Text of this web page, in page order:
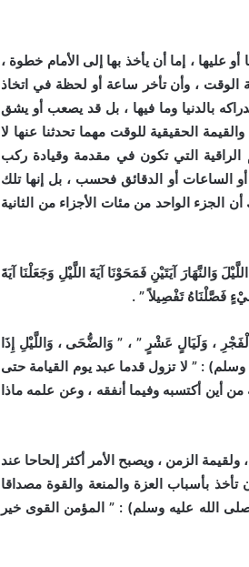
عليها ، إما أن يأخذ بها إلى الأمام خطوة ،
الوقت ، وأن تأخر ساعة أو لحظة في اتخاذ
بالدنيا وما فيها ، بل قد يصعب أو يشق
الحقيقية للوقت مهما تحدثنا عنها لا
الراقية التي تكون في مقدمة وقيادة ركب
أو الساعات أو الدقائق فحسب ، بل إنها تلك
أن الجزء الواحد من مئات الأجزاء من الثانية
وَالنَّهَارَ آيَتَيْنِ فَمَحَوْنَا آيَةَ اللَّيْلِ وَجَعَلْنَا آيَةَ
فَصَّلْنَاهُ تَفْصِيلاً ” .
، وَلَيَالٍ عَشْرٍ ” ، ” وَالضُّحَى ، وَاللَّيْلِ إِذَا
وسلم) : ” لا تزول قدما عبد يوم القيامة حتى
أين أكتسبه وفيما أنفقه ، وعن علمه ماذا
الزمن ، ويصبح الأمر أكثر إلحاحا عند
بأسباب العزة والمنعة والقوة مصداقا
الله عليه وسلم) : ” المؤمن القوى خير